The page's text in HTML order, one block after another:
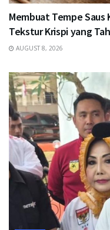
Membuat Tempe Saus
Tekstur Krispi yang
AUGUST 8, 2026